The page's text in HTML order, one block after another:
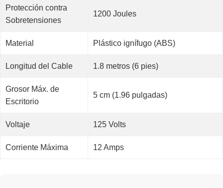
Protección contra
Sobretensiones
1200 Joules
Material Plástico ignífugo (ABS)
Longitud del Cable 1.8 metros (6 pies)
Grosor Máx. de
Escritorio
5 cm (1.96 pulgadas)
Voltaje 125 Volts
Corriente Máxima 12 Amps